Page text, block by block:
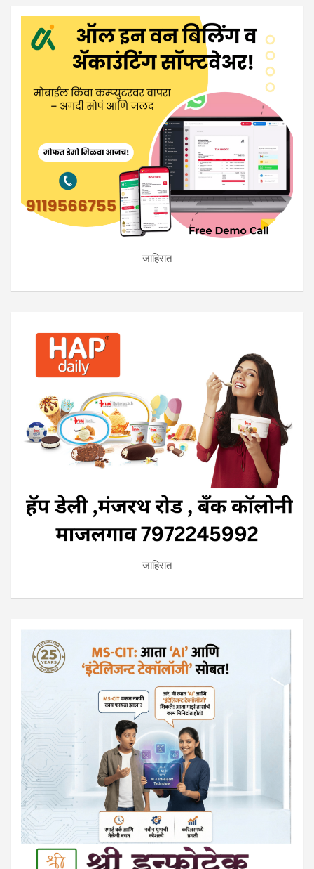
जाहिरात
जाहिरात